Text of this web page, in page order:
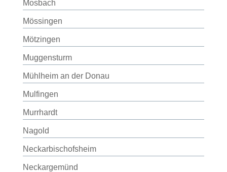
Mosbach
Mössingen
Mötzingen
Muggensturm
Mühlheim an der Donau
Mulfingen
Murrhardt
Nagold
Neckarbischofsheim
Neckargemünd